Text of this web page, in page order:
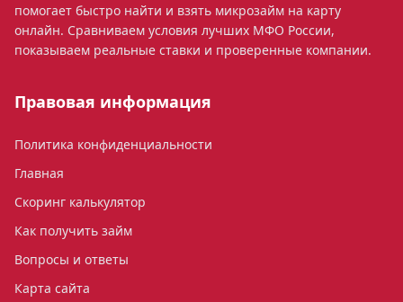
помогает быстро найти и взять микрозайм на карту
онлайн. Сравниваем условия лучших МФО России,
показываем реальные ставки и проверенные компании.
Правовая информация
Политика конфиденциальности
Главная
Скоринг калькулятор
Как получить займ
Вопросы и ответы
Карта сайта